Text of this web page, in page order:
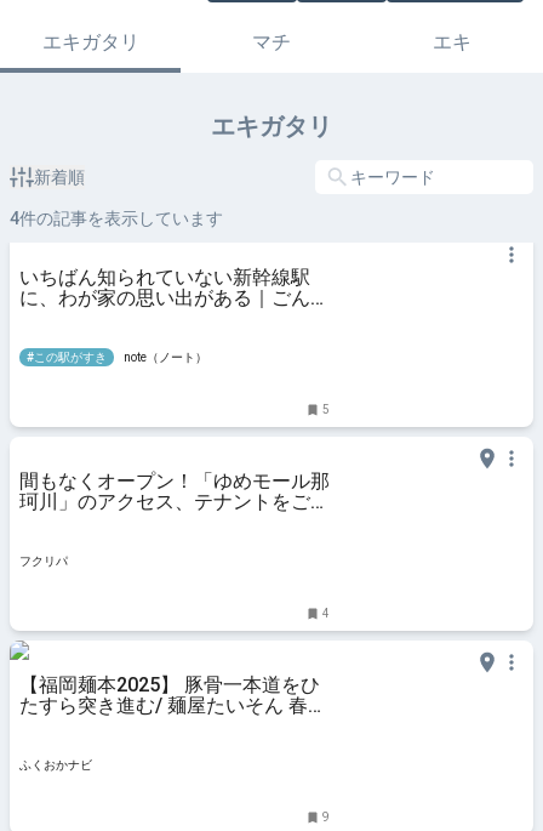
エキガタリ マチ エキ
エキガタリ
新着順
4件の記事を表示しています
いちばん知られていない新幹線駅
に、わが家の思い出がある｜ごんの
#この駅がすき note（ノート）
5
間もなくオープン！「ゆめモール那
珂川」のアクセス、テナントをご紹
フクリパ
4
【福岡麺本2025】 豚骨一本道をひ
たすら突き進む/ 麺屋たいそん 春日
ふくおかナビ
9